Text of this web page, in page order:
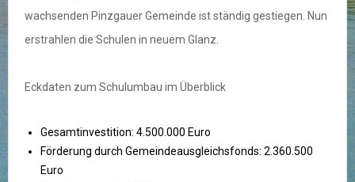
wachsenden Pinzgauer Gemeinde ist ständig gestiegen. Nun
erstrahlen die Schulen in neuem Glanz.
Eckdaten zum Schulumbau im Überblick
Gesamtinvestition: 4.500.000 Euro
Förderung durch Gemeindeausgleichsfonds: 2.360.500
Euro